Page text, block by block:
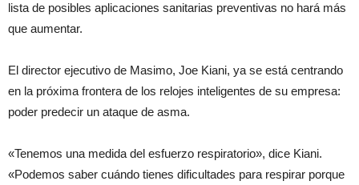
lista de posibles aplicaciones sanitarias preventivas no hará más
que aumentar.
El director ejecutivo de Masimo, Joe Kiani, ya se está centrando
en la próxima frontera de los relojes inteligentes de su empresa:
poder predecir un ataque de asma.
«Tenemos una medida del esfuerzo respiratorio», dice Kiani.
«Podemos saber cuándo tienes dificultades para respirar porque